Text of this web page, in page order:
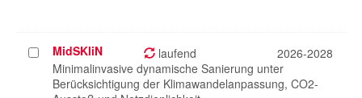
Projekt
auswählen
MidSKliN laufend
2026-2028
Minimalinvasive dynamische Sanierung unter
Berücksichtigung der Klimawandelanpassung, CO2-